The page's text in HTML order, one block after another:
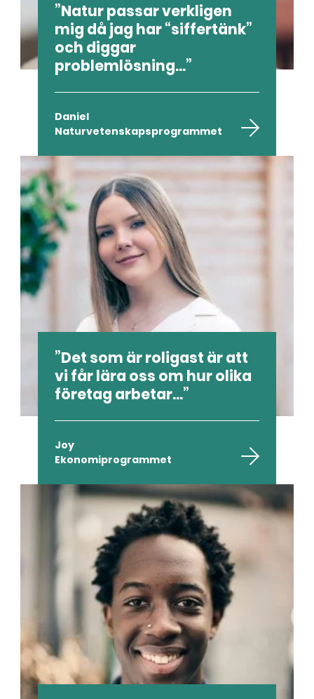
Natur passar verkligen
mig då jag har “siffertänk”
och diggar
problemlösning...
Daniel
Naturvetenskapsprogrammet
Det som är roligast är att
vi får lära oss om hur olika
företag arbetar...
Joy
Ekonomiprogrammet